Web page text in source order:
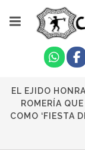
EL EJIDO
ROMERÍA
COMO ‘FIESTA